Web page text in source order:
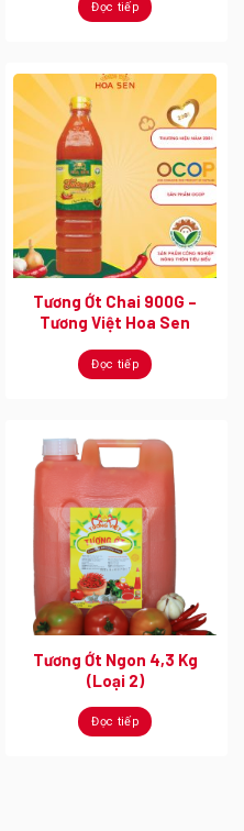
Đọc tiếp
Tương Ớt Chai 900G –
Tương Việt Hoa Sen
Đọc tiếp
Tương Ớt Ngon 4,3 Kg
(Loại 2)
Đọc tiếp